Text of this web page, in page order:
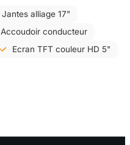
Jantes alliage 17"
Accoudoir conducteur
Ecran TFT couleur HD 5"